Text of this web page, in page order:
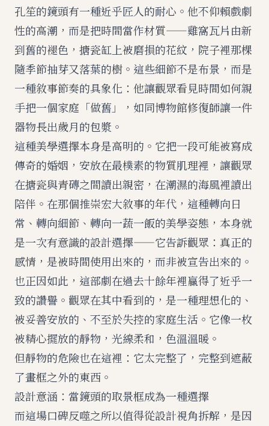
孔笙的鏡頭有一種近乎匠人的耐心。他不仰賴戲劇
性的高潮，而是把時間當作材質——雞窩瓦片由新
到舊的褪色，搪瓷缸上被磨損的花紋，院子裡那棵
隨季節抽芽又落葉的樹。這些細節不是布景，而是
一種敘事節奏的具象化：他讓觀眾看見時間如何親
手把一個家庭「做舊」，如同博物館修復師讓一件
器物長出歲月的包漿。
這種美學選擇本身是高明的。它把一段可能被寫成
傳奇的婚姻，安放在最樸素的物質肌理裡，讓觀眾
在搪瓷與青磚之間讀出親密，在潮濕的海風裡讀出
陪伴。在那個推崇宏大敘事的年代，這種轉向日
常、轉向細節、轉向一蔬一飯的美學姿態，本身就
是一次有意識的設計選擇——它告訴觀眾：真正的
感情，是被時間使用出來的，而非被宣告出來的。
也正因如此，這部劇在過去十餘年裡贏得了近乎一
致的讚譽。觀眾在其中看到的，是一種理想化的、
被妥善安放的、不至於失控的家庭生活。它像一枚
被精心擺放的靜物，光線柔和，色溫溫暖。
但靜物的危險也在這裡：它太完整了，完整到遮蔽
了畫框之外的東西。
設計意涵：當鏡頭的取景框成為一種選擇
而這場口碑反噬之所以值得從設計視角拆解，是因